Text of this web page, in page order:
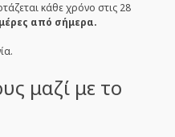
κάθε χρόνο στις 28
από σήμερα.
μαζί με το